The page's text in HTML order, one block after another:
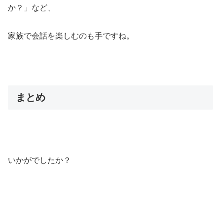
か？」など、
家族で会話を楽しむのも手ですね。
まとめ
いかがでしたか？